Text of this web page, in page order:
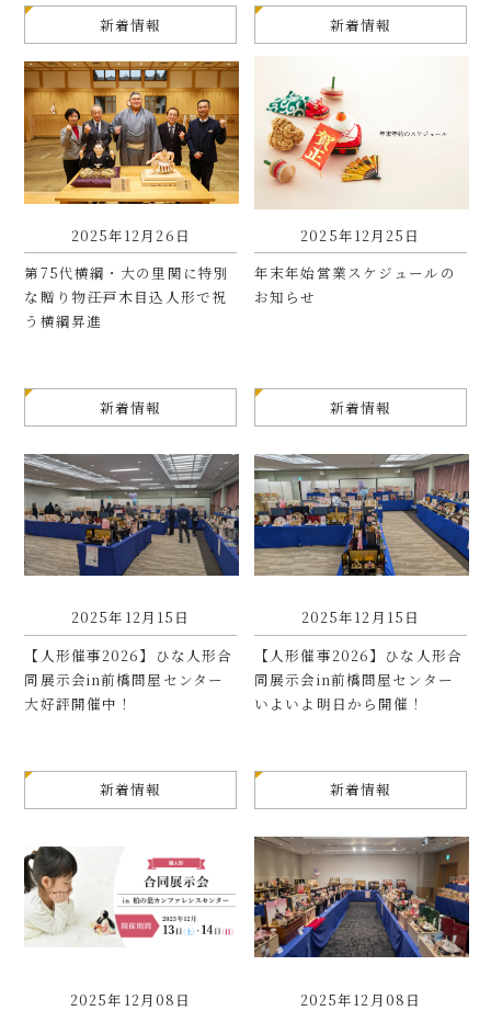
新着情報
2025年12月26日
第75代横綱・大の里関に特別
な贈り物――江戸木目込人形で祝
う横綱昇進
新着情報
2025年12月25日
年末年始営業スケジュールの
お知らせ
新着情報
2025年12月15日
【人形催事2026】ひな人形合
同展示会in前橋問屋センター
大好評開催中！
新着情報
2025年12月15日
【人形催事2026】ひな人形合
同展示会in前橋問屋センター
いよいよ明日から開催！
新着情報
2025年12月08日
新着情報
2025年12月08日